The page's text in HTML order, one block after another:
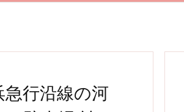
急行沿線の河